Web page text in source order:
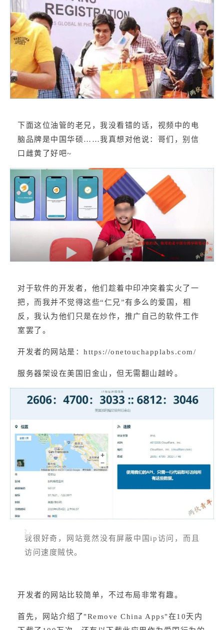
下面这位油管的老兄，我没看错的话，视频中的电
脑品牌是中国华硕……我真想对他说：哥们，别信
口雌黄了好吧~
对于软件的开发者，他们趁着中印冲突着实火了一
把，而我并不觉得这些“仁兄”有多么的爱国，相
反，我认为他们只是在炒作，推广自己的软件工作
室罢了。
开发者的网站是： https://onetouchapplabs.com/
服务器架设在美国旧金山，但无需翻山越岭。
我很好奇，网站竟然没有屏蔽中国ip访问，而且
访问速度贼快。
开发者的网站比较简单，不过布局非常有趣。
首先，网站介绍了"Remove China Apps"在10天内